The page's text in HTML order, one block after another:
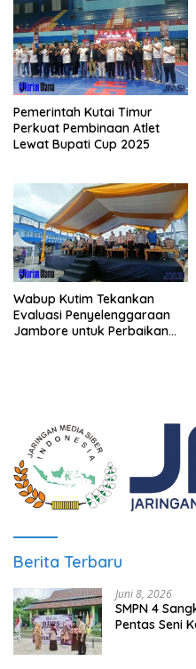
Pemerintah Kutai Timur
Perkuat Pembinaan Atlet
Lewat Bupati Cup 2025
Wabup Kutim Tekankan
Evaluasi Penyelenggaraan
Jambore untuk Perbaikan
Berita Terbaru
Juni 8, 2026
SMPN 4
Pentas Seni